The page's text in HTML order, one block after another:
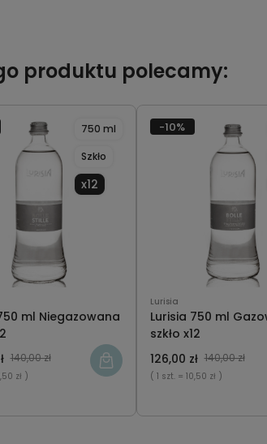
produktu polecamy:
ml Niegazowana
750 ml
Szkło
x12
140,00 zł
zł )
Lurisia
Lurisia 750 ml
szkło x12
126,00 zł 140,00 zł
( 1 szt. = 10,50 zł )
-10%